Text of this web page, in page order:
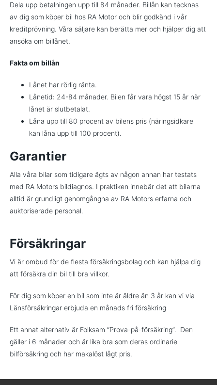
Dela upp betalningen upp till 84 månader. Billån kan tecknas
av dig som köper bil hos RA Motor och blir godkänd i vår
kreditprövning. Våra säljare kan berätta mer och hjälper dig att
ansöka om billånet.
Fakta om billån
Lånet har rörlig ränta.
Lånetid: 24-84 månader. Bilen får vara högst 15 år när
lånet är slutbetalat.
Låna upp till 80 procent av bilens pris (näringsidkare
kan låna upp till 100 procent).
Garantier
Alla våra bilar som tidigare ägts av någon annan har testats
med RA Motors bildiagnos. I praktiken innebär det att bilarna
alltid är grundligt genomgångna av RA Motors erfarna och
auktoriserade personal.
Försäkringar
Vi är ombud för de flesta försäkringsbolag och kan hjälpa dig
att försäkra din bil till bra villkor.
För dig som köper en bil som inte är äldre än 3 år kan vi via
Länsförsäkringar erbjuda en månads fri försäkring
Ett annat alternativ är Folksam “Prova-på-försäkring”. Den
gäller i 6 månader och är lika bra som deras ordinarie
bilförsäkring och har makalöst lågt pris.